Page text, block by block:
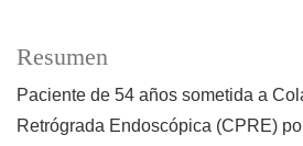
Resumen
Paciente de 54 años sometida a
Retrógrada Endoscópica (CPRE)